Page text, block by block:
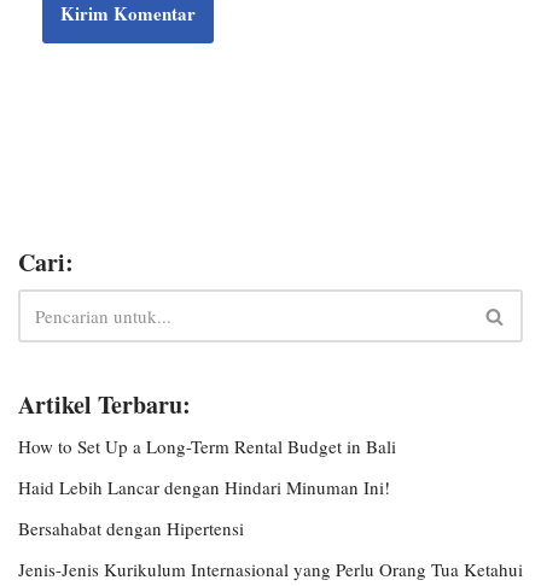
Cari:
Artikel Terbaru:
How to Set Up a Long-Term Rental Budget in Bali
Haid Lebih Lancar dengan Hindari Minuman Ini!
Bersahabat dengan Hipertensi
Jenis-Jenis Kurikulum Internasional yang Perlu Orang Tua Ketahui